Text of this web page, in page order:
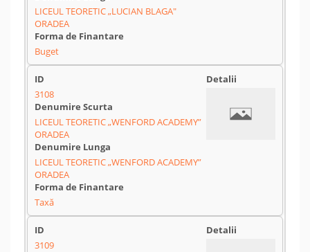
LICEUL TEORETIC „LUCIAN BLAGA"
ORADEA
Buget
3108
LICEUL TEORETIC „WENFORD ACADEMY”
ORADEA
LICEUL TEORETIC „WENFORD ACADEMY”
ORADEA
Taxă
3109